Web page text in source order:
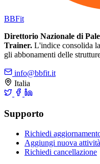
BBFit
Direttorio Nazionale di
Trainer. L'indice consolida
gli abbonamenti delle
info@bbfit.it
Italia
Supporto
Richiedi
Aggiungi nuova attività
Richiedi cancellazione